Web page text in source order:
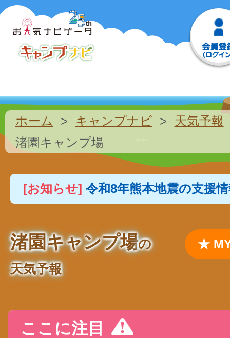
ホーム キャンプナビ
天気予報
渚園キャンプ場
[お知らせ] 令和8年熊本地震の支援
渚園キャンプ場の
天気予報
★
ここに注目